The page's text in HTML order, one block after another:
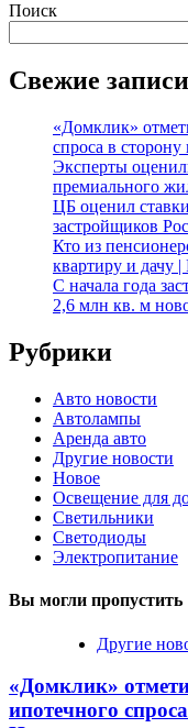
Поиск
Свежие записи
«Домклик»
спроса в
Эксперты
премиального
ЦБ оценил
застройщиков
Кто из
квартиру и дачу
С начала года
2,6 млн кв. м
Рубрики
Авто новости
Автолампы
Аренда авто
Другие новости
Новое
Освещение для
Светильники
Светодиоды
Электропитание
Вы могли пропустить
Другие
«Домклик»
ипотечного